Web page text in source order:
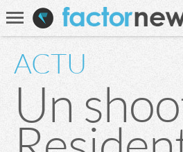
Recherche
ACTU
Un